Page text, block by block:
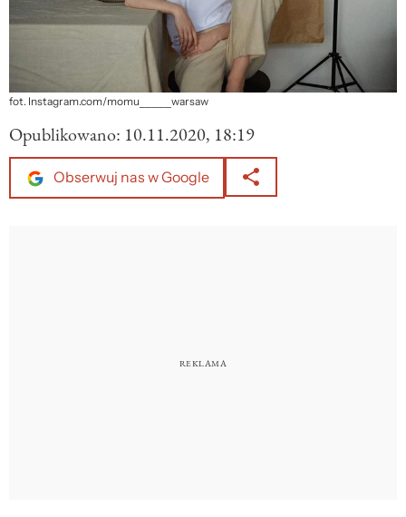
fot. Instagram.com/momu_____warsaw
Opublikowano: 10.11.2020, 18:19
Obserwuj nas w Google